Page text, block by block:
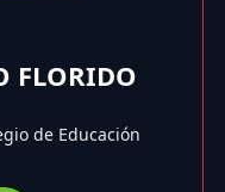
FLORIDO
de Educación